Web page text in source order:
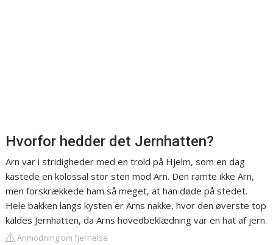
Hvorfor hedder det Jernhatten?
Arn var i stridigheder med en trold på Hjelm, som en dag
kastede en kolossal stor sten mod Arn. Den ramte ikke Arn,
men forskrækkede ham så meget, at han døde på stedet.
Hele bakken langs kysten er Arns nakke, hvor den øverste top
kaldes Jernhatten, da Arns hovedbeklædning var en hat af jern.
Anmodning om fjernelse